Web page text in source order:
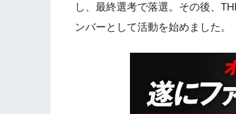
し、最終選考で落選。その後、
ンバーとして活動を始めました。